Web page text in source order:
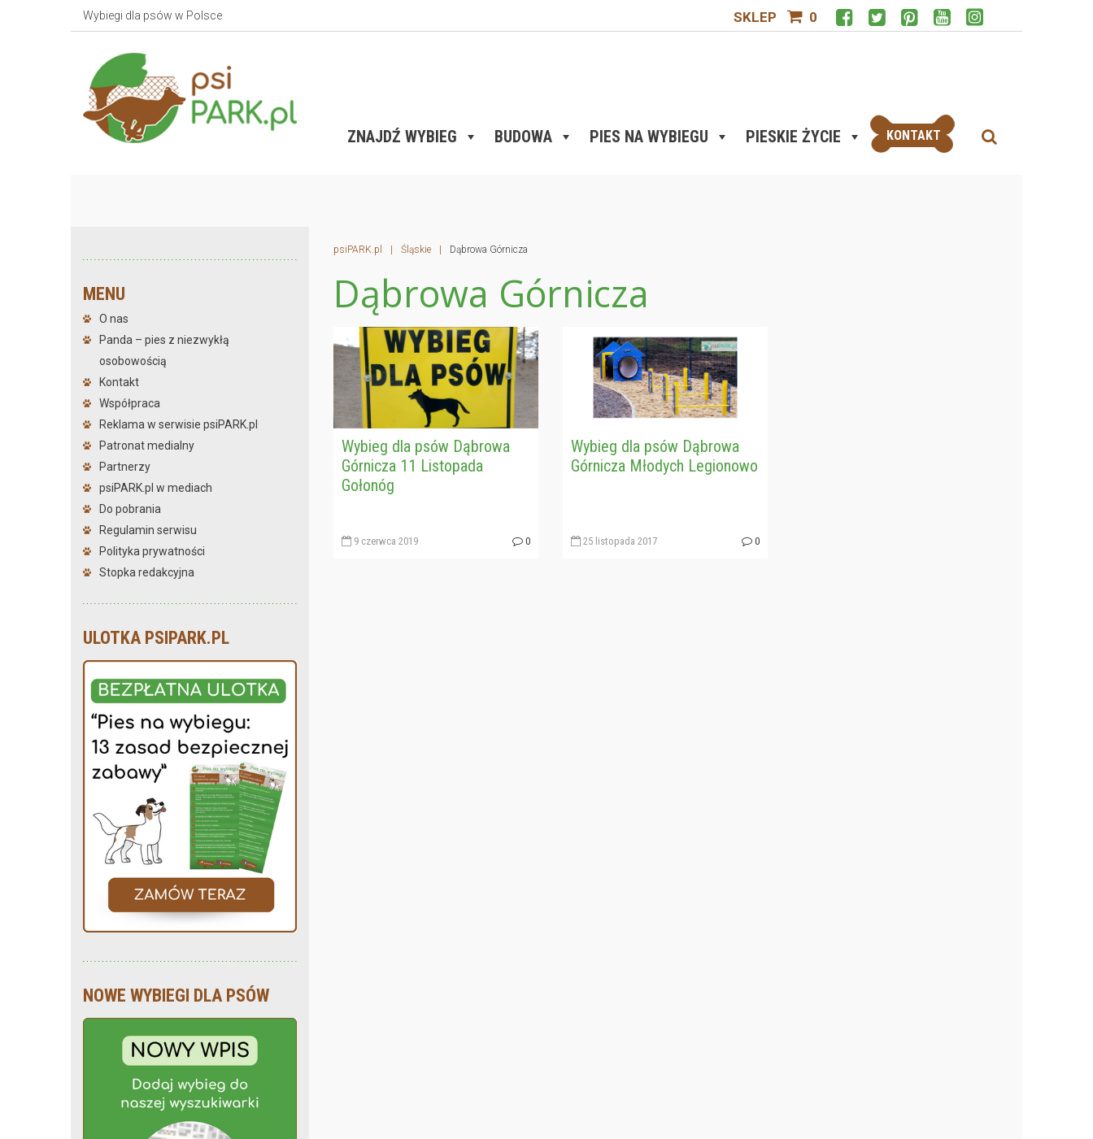
Wybiegi dla psów w Polsce SKLEP 0
ZNAJDŹ WYBIEG BUDOWA PIES NA WYBIEGU PIESKIE ŻYCIE KONTAKT
MENU
O nas
Panda – pies z niezwykłą
osobowością
Kontakt
Współpraca
Reklama w serwisie psiPARK.pl
Patronat medialny
Partnerzy
psiPARK.pl w mediach
Do pobrania
Regulamin serwisu
Polityka prywatności
Stopka redakcyjna
ULOTKA PSIPARK.PL
NOWE WYBIEGI DLA PSÓW
psiPARK.pl Śląskie Dąbrowa Górnicza
Dąbrowa Górnicza
Wybieg dla psów Dąbrowa
Górnicza 11 Listopada
Gołonóg
9 czerwca 2019 0
Wybieg dla psów Dąbrowa
Górnicza Młodych Legionowo
25 listopada 2017 0